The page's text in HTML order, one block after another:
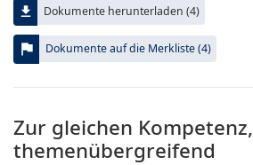
file_download Dokumente herunterladen (4)
flag Dokumente auf die Merkliste (4)
Zur gleichen Kompetenz,
themenübergreifend